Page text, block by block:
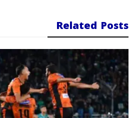
Related Posts